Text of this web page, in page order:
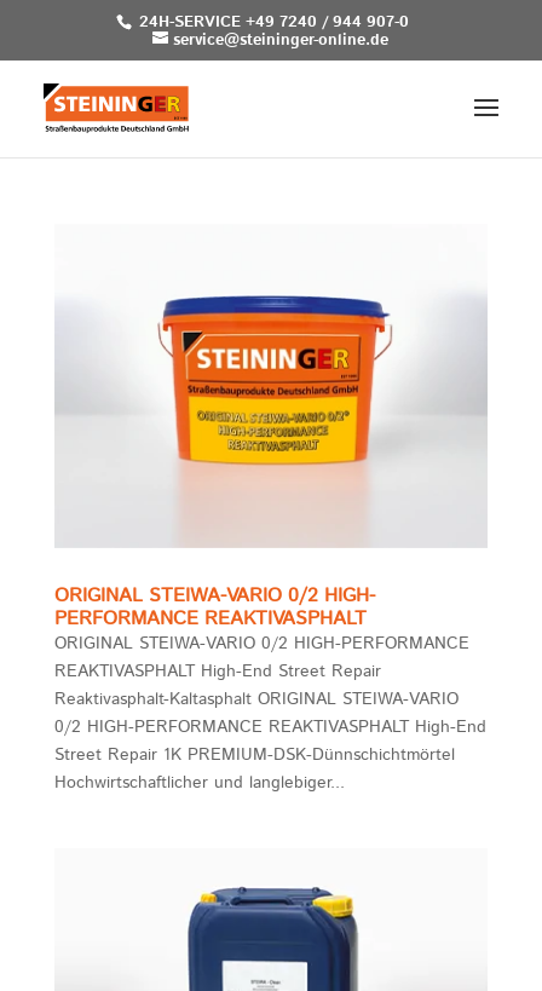
24H-SERVICE +49 7240 / 944 907-0
service@steininger-online.de
ORIGINAL STEIWA-VARIO 0/2 HIGH-
PERFORMANCE REAKTIVASPHALT
ORIGINAL STEIWA-VARIO 0/2 HIGH-PERFORMANCE
REAKTIVASPHALT High-End Street Repair
Reaktivasphalt-Kaltasphalt ORIGINAL STEIWA-VARIO
0/2 HIGH-PERFORMANCE REAKTIVASPHALT High-End
Street Repair 1K PREMIUM-DSK-Dünnschichtmörtel
Hochwirtschaftlicher und langlebiger...